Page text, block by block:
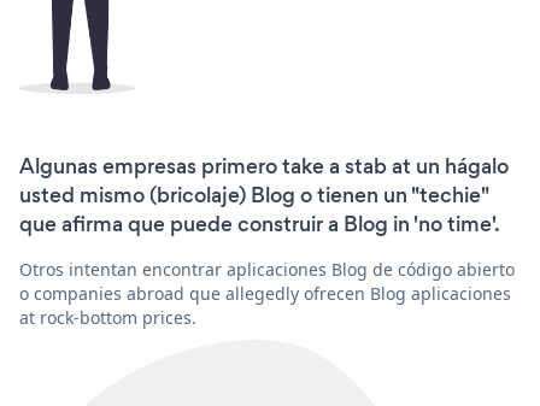
Algunas empresas primero take a stab at un hágalo
usted mismo (bricolaje) Blog o tienen un "techie"
que afirma que puede construir a Blog in 'no time'.
Otros intentan encontrar aplicaciones Blog de código abierto
o companies abroad que allegedly ofrecen Blog aplicaciones
at rock-bottom prices.